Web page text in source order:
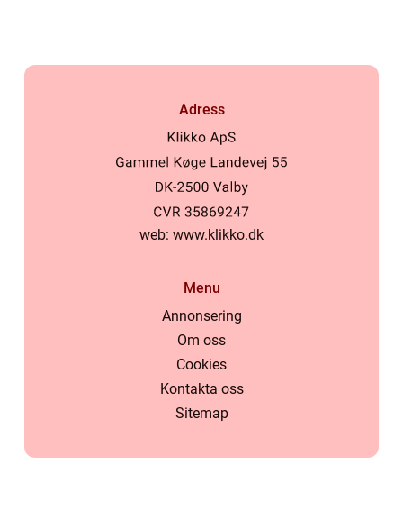
Adress
web: www.klikko.dk
Menu
Annonsering
Om oss
Cookies
Kontakta oss
Sitemap